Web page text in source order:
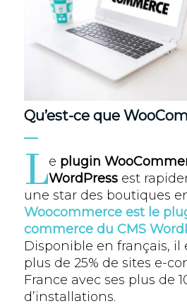
Qu’est-ce que
Le plugin
WordPressest
une star des boutiques
Woocommerce est le
commerce du CMS
Disponible en français, il
plus de 25% de sites e-
France avec ses plus de
d’installations.